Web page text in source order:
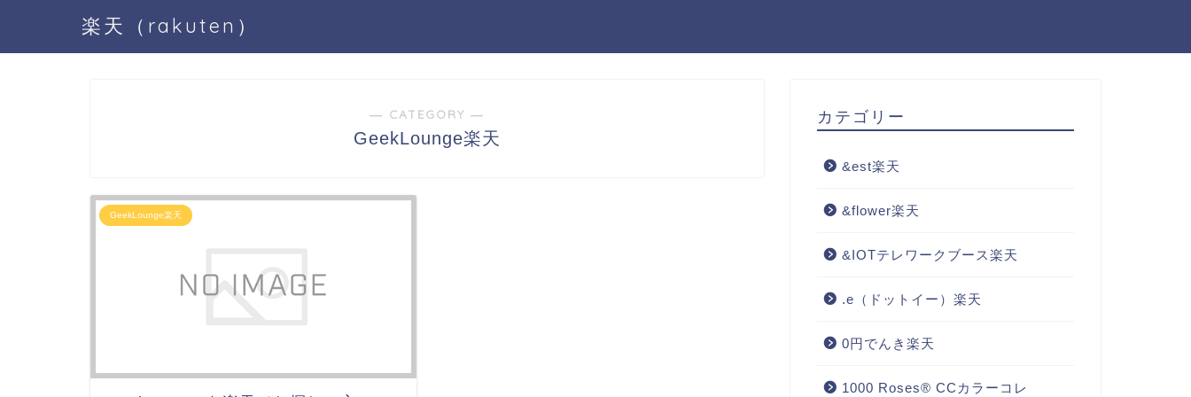
楽天（rakuten）
― CATEGORY ―
GeekLounge楽天
GeekLounge楽天
カテゴリー
&est楽天
&flower楽天
&IOTテレワークブース楽天
.e（ドットイー）楽天
0円でんき楽天
1000 Roses® CCカラーコレ